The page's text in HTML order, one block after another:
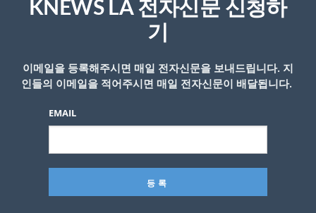
KNEWS LA 전자신문 신청하
기
이메일을 등록해주시면 매일 전자신문을 보내드립니다. 지
인들의 이메일을 적어주시면 매일 전자신문이 배달됩니다.
EMAIL